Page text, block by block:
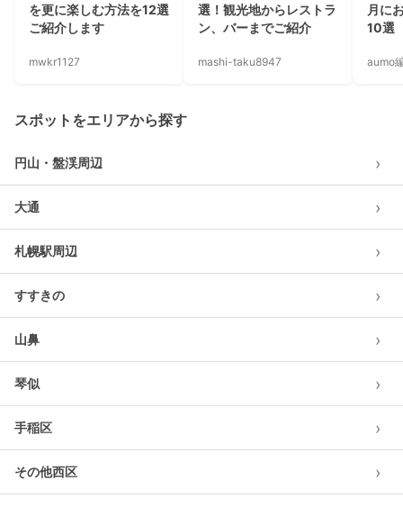
を更に楽しむ方法を12選
ご紹介します
mwkr1127
選！観光地からレストラ
ン、バーまでご紹介
mashi-taku8947
月に
10選
aumo
スポットをエリアから探す
円山・盤渓周辺 ›
大通 ›
札幌駅周辺 ›
すすきの ›
山鼻 ›
琴似 ›
手稲区 ›
その他西区 ›